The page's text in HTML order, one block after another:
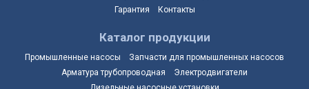
Гарантия
Контакты
Каталог продукции
Промышленные насосы
Запчасти для промышленных насосов
Арматура трубопроводная
Электродвигатели